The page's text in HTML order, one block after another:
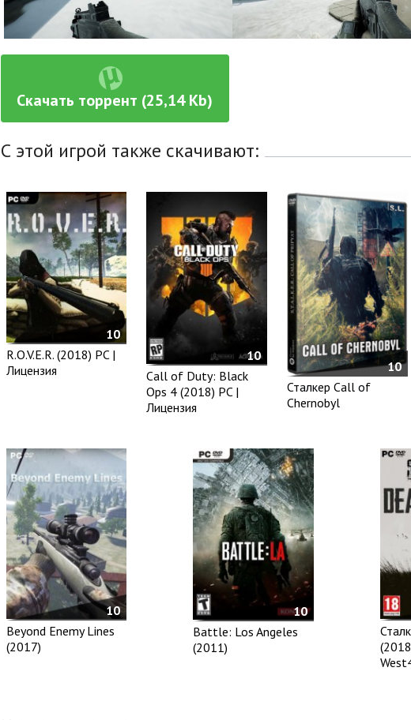
Скачать торрент (25,14 Kb)
С этой игрой также скачивают:
10
R.O.V.E.R. (2018) PC |
Лицензия
10
Call of Duty: Black
Ops 4 (2018) PC |
Лицензия
10
Сталкер Call of
Chernobyl
10
Beyond Enemy Lines
(2017)
10
Battle: Los Angeles
(2011)